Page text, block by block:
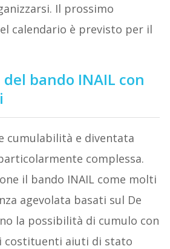
Il prossimo
calendario è previsto per il
bando INAIL con
cumulabilità e diventata
complessa.
il bando INAIL come molti
agevolata basati sul De
la possibilità di cumulo con
costituenti aiuti di stato